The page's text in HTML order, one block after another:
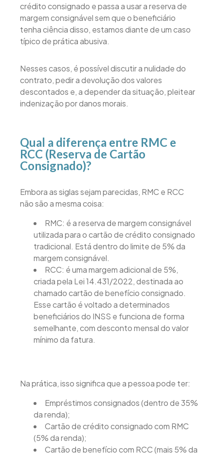
crédito consignado e passa a usar a reserva de
margem consignável sem que o beneficiário
tenha ciência disso, estamos diante de um caso
típico de prática abusiva.
Nesses casos, é possível discutir a nulidade do
contrato, pedir a devolução dos valores
descontados e, a depender da situação, pleitear
indenização por danos morais.
Qual a diferença entre RMC e
RCC (Reserva de Cartão
Consignado)?
Embora as siglas sejam parecidas, RMC e RCC
não são a mesma coisa:
RMC: é a reserva de margem consignável
utilizada para o cartão de crédito consignado
tradicional. Está dentro do limite de 5% da
margem consignável.
RCC: é uma margem adicional de 5%,
criada pela Lei 14.431/2022, destinada ao
chamado cartão de benefício consignado.
Esse cartão é voltado a determinados
beneficiários do INSS e funciona de forma
semelhante, com desconto mensal do valor
mínimo da fatura.
Na prática, isso significa que a pessoa pode ter:
Empréstimos consignados (dentro de 35%
da renda);
Cartão de crédito consignado com RMC
(5% da renda);
Cartão de benefício com RCC (mais 5% da